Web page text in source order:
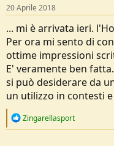
s
:
20 Aprile 2018
... mi è arrivata ieri.
Per ora mi sento di
ottime impressioni
E' veramente ben
si può desiderare da
un utilizzo in contesti
R
Zingarellasport